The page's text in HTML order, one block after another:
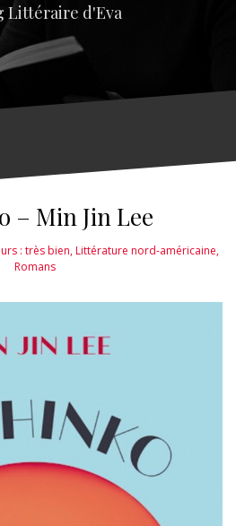
Littéraire d'Eva
– Min Jin Lee
: très bien,Littérature nord-américaine,
Romans